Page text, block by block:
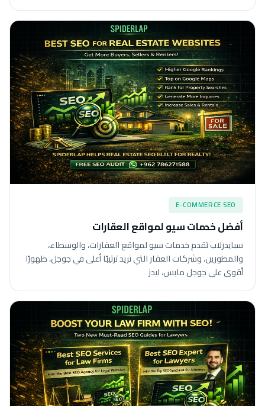
E-COMMERCE SEO
أفضل خدمات سيو لمواقع العقارات
سبايدرلاب تقدم خدمات سيو لمواقع العقارات، والوسطاء،
والمطورين، وشركات العقار التي تريد ترتيبًا أعلى في جوجل، ظهورًا
أقوى على جوجل مابس، ليدز